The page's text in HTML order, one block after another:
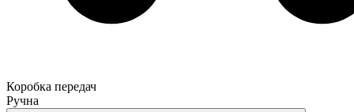
Коробка передач
Ручна